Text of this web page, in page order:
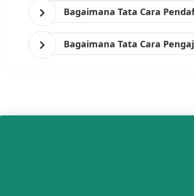
Bagaimana Tata Cara
Bagaimana Tata Cara